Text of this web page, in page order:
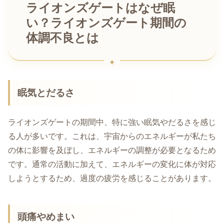
ライオンズゲートはなぜ眠
い？ライオンズゲート期間の
体調不良とは
眠気とだるさ
ライオンズゲートの期間中、特に強い眠気やだるさを感じ
る人が多いです。これは、宇宙からのエネルギーが私たち
の体に影響を及ぼし、エネルギーの調整が必要となるため
です。通常の活動に加えて、エネルギーの変化に体が対応
しようとするため、過度の疲労を感じることがあります。
頭痛やめまい